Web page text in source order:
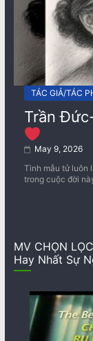
TÁC GIẢ/TÁC
Trần
May 9, 2026
Tình mẫu tử luôn
trong cuộc đời
MV CHỌN
Hay Nhất Sự